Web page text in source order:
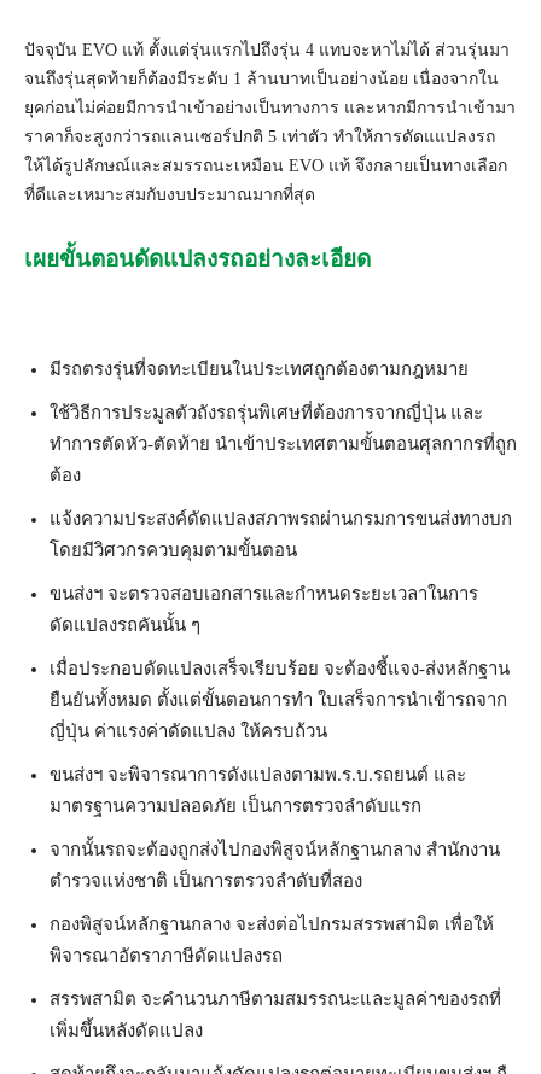
ปัจจุบัน EVO แท้ ตั้งแต่รุ่นแรกไปถึงรุ่น 4 แทบจะหาไม่ได้ ส่วนรุ่นมา
จนถึงรุ่นสุดท้ายก็ต้องมีระดับ 1 ล้านบาทเป็นอย่างน้อย เนื่องจากใน
ยุคก่อนไม่ค่อยมีการนำเข้าอย่างเป็นทางการ และหากมีการนำเข้ามา
ราคาก็จะสูงกว่ารถแลนเซอร์ปกติ 5 เท่าตัว ทำให้การดัดแแปลงรถ
ให้ได้รูปลักษณ์และสมรรถนะเหมือน EVO แท้ จึงกลายเป็นทางเลือก
ที่ดีและเหมาะสมกับงบประมาณมากที่สุด
เผยขั้นตอนดัดแปลงรถอย่างละเอียด
มีรถตรงรุ่นที่จดทะเบียนในประเทศถูกต้องตามกฎหมาย
ใช้วิธีการประมูลตัวถังรถรุ่นพิเศษที่ต้องการจากญี่ปุ่น และ
ทำการตัดหัว-ตัดท้าย นำเข้าประเทศตามขั้นตอนศุลกากรที่ถูก
ต้อง
แจ้งความประสงค์ดัดแปลงสภาพรถผ่านกรมการขนส่งทางบก
โดยมีวิศวกรควบคุมตามขั้นตอน
ขนส่งฯ จะตรวจสอบเอกสารและกำหนดระยะเวลาในการ
ดัดแปลงรถคันนั้น ๆ
เมื่อประกอบดัดแปลงเสร็จเรียบร้อย จะต้องชี้แจง-ส่งหลักฐาน
ยืนยันทั้งหมด ตั้งแต่ขั้นตอนการทำ ใบเสร็จการนำเข้ารถจาก
ญี่ปุ่น ค่าแรงค่าดัดแปลง ให้ครบถ้วน
ขนส่งฯ จะพิจารณาการดังแปลงตามพ.ร.บ.รถยนต์ และ
มาตรฐานความปลอดภัย เป็นการตรวจลำดับแรก
จากนั้นรถจะต้องถูกส่งไปกองพิสูจน์หลักฐานกลาง สำนักงาน
ตำรวจแห่งชาติ เป็นการตรวจลำดับที่สอง
กองพิสูจน์หลักฐานกลาง จะส่งต่อไปกรมสรรพสามิต เพื่อให้
พิจารณาอัตราภาษีดัดแปลงรถ
สรรพสามิต จะคำนวนภาษีตามสมรรถนะและมูลค่าของรถที่
เพิ่มขึ้นหลังดัดแปลง